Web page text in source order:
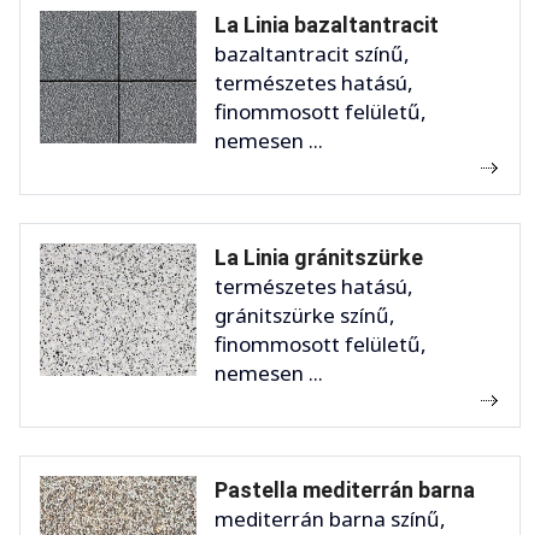
La Linia bazaltantracit
bazaltantracit színű,
természetes hatású,
finommosott felületű,
nemesen ...
La Linia gránitszürke
természetes hatású,
gránitszürke színű,
finommosott felületű,
nemesen ...
Pastella mediterrán barna
mediterrán barna színű,